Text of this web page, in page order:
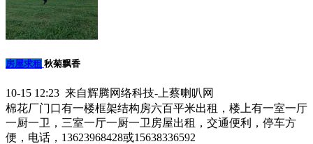
房屋求租 秋菊飘香
10-15 12:23 来自辉腾网络科技-上蔡喇叭网
棉花厂门口有一楼框架结构房六百平米出租，楼上有一室一厅
一厨一卫，三室一厅一厨一卫房屋出租，交通便利，停车方
便，电话，13623968428或15638336592